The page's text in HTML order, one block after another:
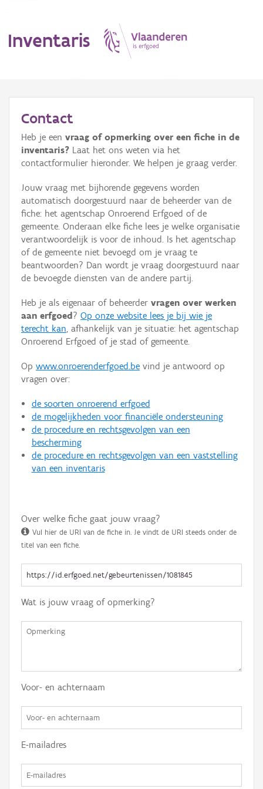
Inventaris
Erfgoedobject
Aanduidingsobject
Waarneming
Thema
Gebeurtenis
Persoon of collectief
Hergebruik
Aanmelden
Contact
Heb je een vraag of opmerking over een fiche in de
inventaris? Laat het ons weten via het
contactformulier hieronder. We helpen je graag verder.
Jouw vraag met bijhorende gegevens worden
automatisch doorgestuurd naar de beheerder van de
fiche: het agentschap Onroerend Erfgoed of de
gemeente. Onderaan elke fiche lees je welke organisatie
verantwoordelijk is voor de inhoud. Is het agentschap
of de gemeente niet bevoegd om je vraag te
beantwoorden? Dan wordt je vraag doorgestuurd naar
de bevoegde diensten van de andere partij.
Heb je als eigenaar of beheerder vragen over werken
aan erfgoed ? Op onze website lees je bij wie je
terecht kan, afhankelijk van je situatie: het agentschap
Onroerend Erfgoed of je stad of gemeente.
Op www.onroerenderfgoed.be vind je antwoord op
vragen over:
de soorten onroerend erfgoed
de mogelijkheden voor financiële ondersteuning
de procedure en rechtsgevolgen van een
bescherming
de procedure en rechtsgevolgen van een vaststelling
van een inventaris
Over welke fiche gaat jouw vraag?
Vul hier de URI van de fiche in. Je vindt de URI steeds onder de
titel van een fiche.
Wat is jouw vraag of opmerking?
Voor- en achternaam
E-mailadres